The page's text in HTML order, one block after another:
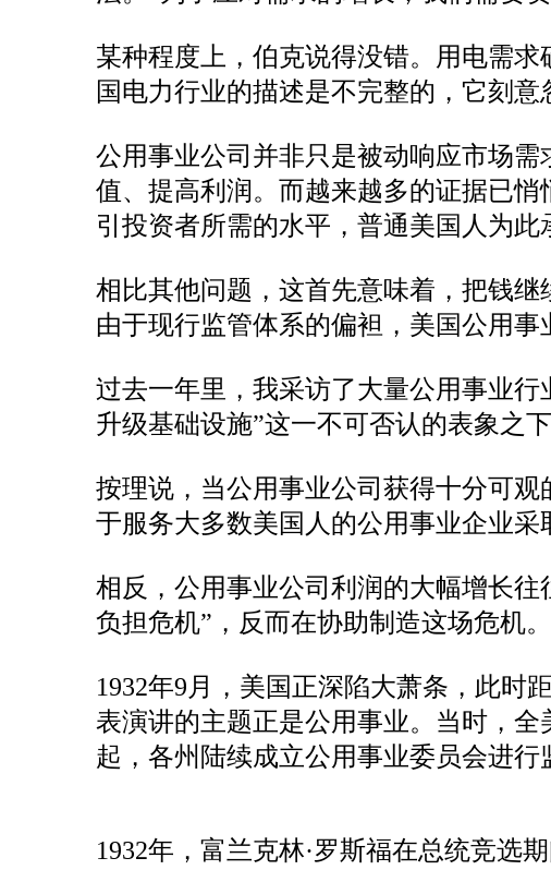
某种程度上，伯克说得没错。用电需
国电力行业的描述是不完整的，它刻意
公用事业公司并非只是被动响应市场
值、提高利润。而越来越多的证据已
引投资者所需的水平，普通美国人为此
相比其他问题，这首先意味着，把钱
由于现行监管体系的偏袒，美国公用事
过去一年里，我采访了大量公用事业
升级基础设施”这一不可否认的表象之
按理说，当公用事业公司获得十分可
于服务大多数美国人的公用事业企业采
相反，公用事业公司利润的大幅增长
负担危机”，反而在协助制造这场危机。
1932年9月，美国正深陷大萧条，此时
表演讲的主题正是公用事业。当时，
起，各州陆续成立公用事业委员会进行
1932年，富兰克林·罗斯福在总统竞选